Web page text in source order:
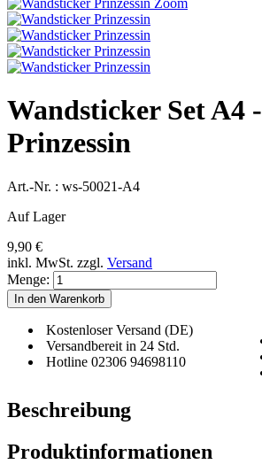
Zoom
Wandsticker Set A4 -
Prinzessin
Art.-Nr. : ws-50021-A4
Auf Lager
9,90 €
inkl. MwSt. zzgl. Versand
Menge:
In den Warenkorb
Kostenloser Versand (DE)
Versandbereit in 24 Std.
Hotline 02306 94698110
Beschreibung
Produktinformationen